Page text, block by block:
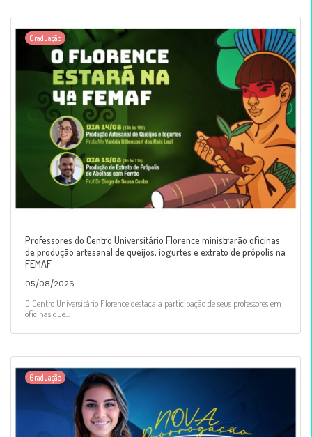
Graduação
Professores do Centro Universitário Florence ministrarão oficinas
de produção artesanal de queijos, iogurtes e extrato de própolis na
FEMAF
05/08/2026
O Centro Universitário Florence destaca a participação de seus professores em
oficinas que...
Graduação